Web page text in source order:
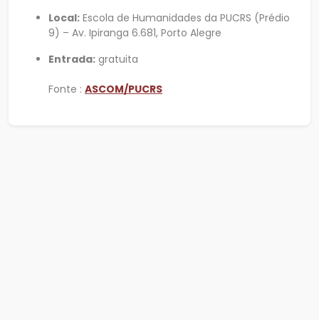
Local: Escola de Humanidades da PUCRS (Prédio
9) – Av. Ipiranga 6.681, Porto Alegre
Entrada: gratuita
Fonte : ASCOM/PUCRS